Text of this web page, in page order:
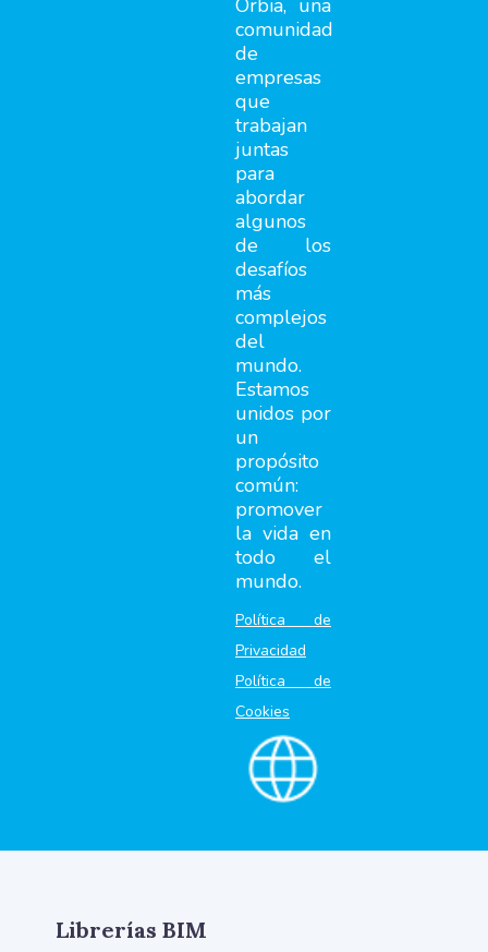
Orbia, una
comunidad
de
empresas
que
trabajan
juntas
para
abordar
algunos
de los
desafíos
más
complejos
del
mundo.
Estamos
unidos por
un
propósito
común:
promover
la vida en
todo el
mundo.
Política de
Privacidad
Política de
Cookies
Librerías BIM